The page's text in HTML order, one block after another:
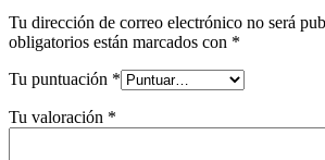
Tu dirección de correo electrónico no será
obligatorios están marcados con *
Tu puntuación *
Tu valoración *